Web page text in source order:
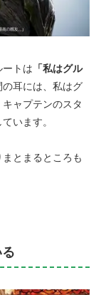
ートは 「私はグル
耳には、私はグ
ャプテンのスタ
います。
とまるところも